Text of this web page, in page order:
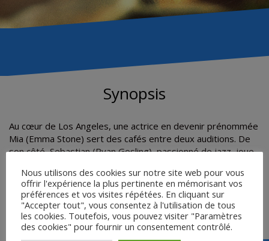
Synopsis
Au cœur de Los Angeles, une actrice en devenir prénommée
Mia (Emma Stone) sert des cafés entre deux auditions. De
son côté, Sebastian (Ryan Gosling), passionné de jazz, joue
Tous deux sont bien loin de la vie rêvée à laquelle ils
aspirent… Le destin va réunir ces doux rêveurs, mais leur
coup de foudre résistera-t-il aux tentations, aux déceptions,
et à la vie trépidante d’Hollywood ?
Nous utilisons des cookies sur notre site web pour vous
offrir l'expérience la plus pertinente en mémorisant vos
préférences et vos visites répétées. En cliquant sur
"Accepter tout", vous consentez à l'utilisation de tous
les cookies. Toutefois, vous pouvez visiter "Paramètres
des cookies" pour fournir un consentement contrôlé.